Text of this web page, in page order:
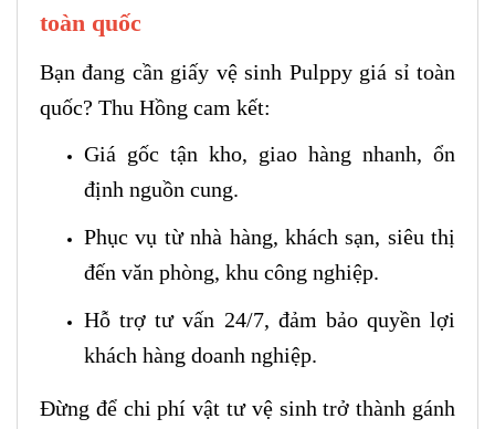
toàn quốc
Bạn đang cần giấy vệ sinh Pulppy giá sỉ toàn
quốc? Thu Hồng cam kết:
Giá gốc tận kho, giao hàng nhanh, ổn
định nguồn cung.
Phục vụ từ nhà hàng, khách sạn, siêu thị
đến văn phòng, khu công nghiệp.
Hỗ trợ tư vấn 24/7, đảm bảo quyền lợi
khách hàng doanh nghiệp.
Đừng để chi phí vật tư vệ sinh trở thành gánh